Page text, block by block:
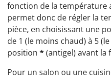
fonction de la température
permet donc de régler la
pièce, en choisissant une
de 1 (le moins chaud) à 5
position *(antigel) avant la
Pour un salon ou une